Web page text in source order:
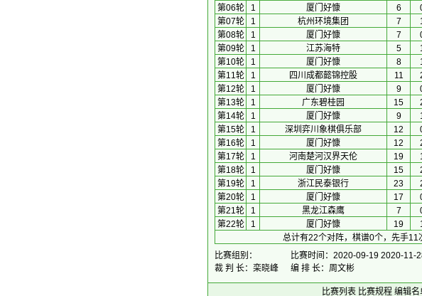
第06轮
1 厦门好慷 6
第07轮
1 杭州环境集团 7
第08轮
1 厦门好慷 7
第09轮
1 江苏海特 5
第10轮
1 厦门好慷 8
第11轮
1 四川成都懿锦控股 11
第12轮
1 厦门好慷 9
第13轮
1 广东碧桂园 15
第14轮
1 厦门好慷 9
第15轮
1 深圳弈川象棋俱乐部 12
第16轮
1 厦门好慷 12
第17轮
1 河南楚河汉界天伦 19
第18轮
1 厦门好慷 15
第19轮
1 浙江民泰银行 23
第20轮
1 厦门好慷 17
第21轮
1 黑龙江森鹰 7
第22轮
1 厦门好慷 19
总计有22个对阵，棋谱0个，先手
比赛组别：
比赛时间：2020-09-19 2020-11-
裁 判 长：栾晓峰
编 排 长：周文彬
比赛列表 比赛规程 编辑名